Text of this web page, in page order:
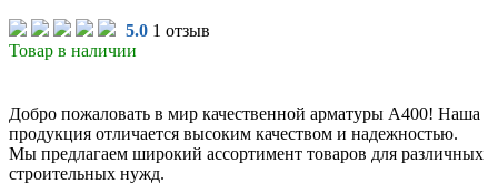
5.0 1 отзыв
Товар в наличии
Добро пожаловать в мир качественной арматуры А400! Наша
продукция отличается высоким качеством и надежностью.
Мы предлагаем широкий ассортимент товаров для различных
строительных нужд.